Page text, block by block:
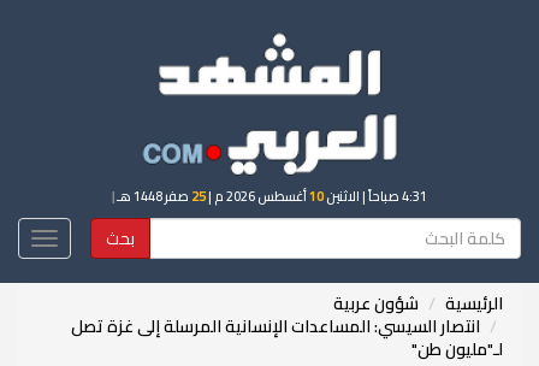
4:31 صباحاً | الاثنين10أغسطس 2026 م | 25 صفر 1448 هـ |
بحث
الرئيسية شؤون عربية
انتصار السيسي: المساعدات الإنسانية المرسلة إلى غزة تصل
لـ"مليون طن"